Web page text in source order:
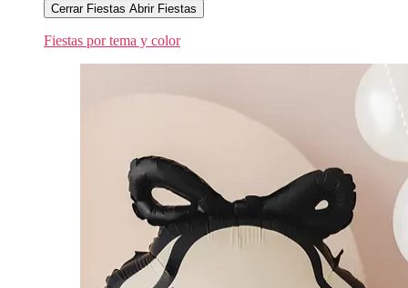
Cerrar Fiestas Abrir Fiestas
Fiestas por tema y color